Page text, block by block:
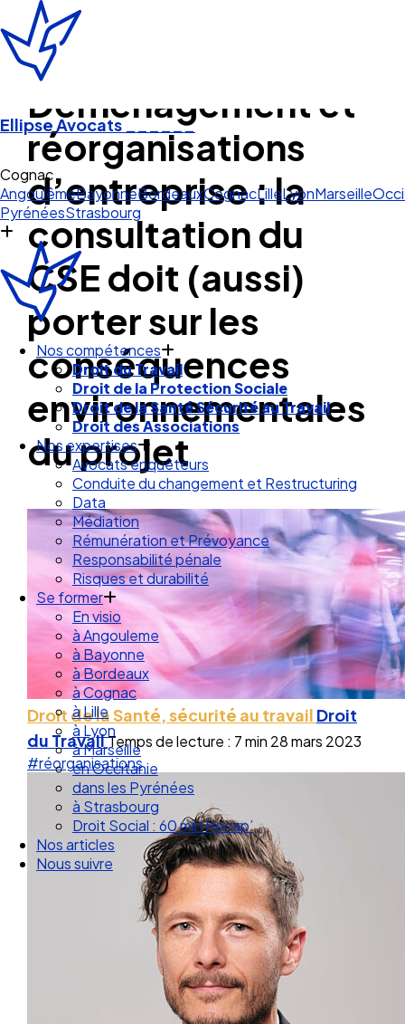
Ellipse Avocats ______
Cognac
AngoulêmeBayonneBordeauxCognacLilleLyonMarseille
PyrénéesStrasbourg
Nos compétences
Droit du Travail
Droit de la Protection Sociale
Droit de la Santé Sécurité au Travail
Droit des Associations
Nos expertises
Avocats enquêteurs
Conduite du changement et Restructuring
Data
Médiation
Rémunération et Prévoyance
Responsabilité pénale
Risques et durabilité
Se former
En visio
à Angouleme
à Bayonne
à Bordeaux
à Cognac
à Lille
à Lyon
à Marseille
en Occitanie
dans les Pyrénées
à Strasbourg
Droit Social : 60 min Recap’
Nos articles
Nous suivre
Déménagement et
réorganisations
d’entreprise : la
consultation du
CSE doit (aussi)
porter sur les
conséquences
environnementales
du projet
Droit de la Santé, sécurité au travail Droit
du TravailTemps de lecture : 7 min 28 mars 2023
#réorganisations